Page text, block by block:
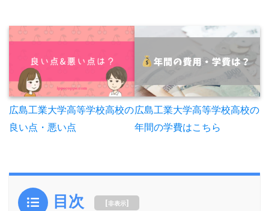
広島工業大学高等学校高校の
良い点・悪い点
広島工業大学高等学校高校の
年間の学費はこちら
目次 [非表示]